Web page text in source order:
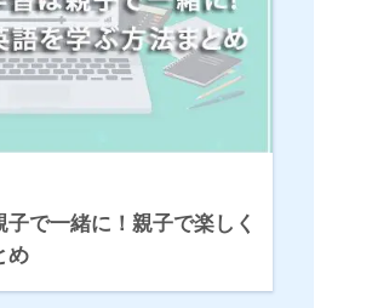
で一緒に！親子で楽しく
め